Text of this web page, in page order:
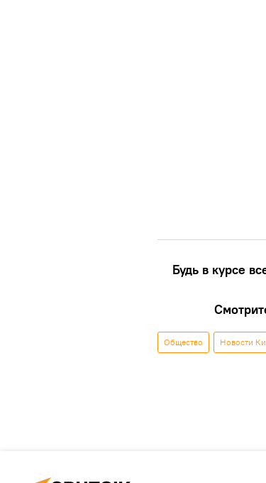
Будь в курсе
Общество Новости